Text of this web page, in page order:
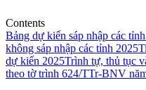
Contents
Bảng dự kiến sáp nhập các
không sáp nhập các tỉnh 2025
dự kiến 2025Trình tự, thủ tục
theo tờ trình 624/TTr-BNV